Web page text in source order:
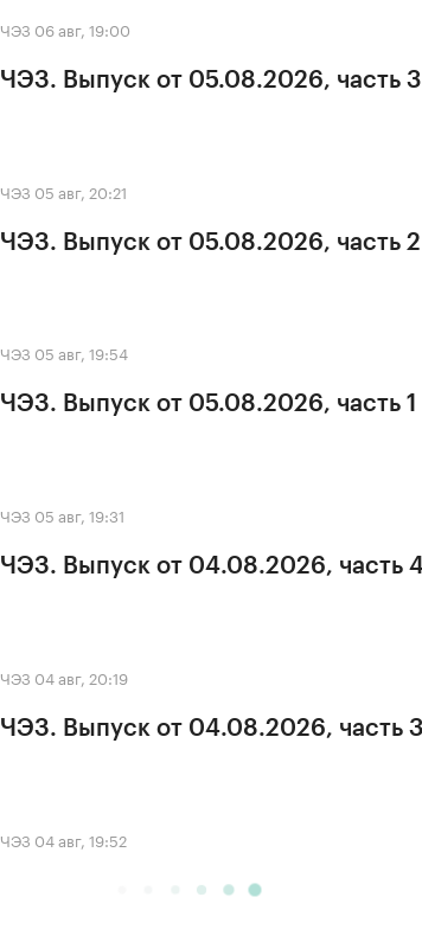
ЧЭЗ 06 авг, 19:00
ЧЭЗ. Выпуск от 05.08.2026, часть 3
ЧЭЗ 05 авг, 20:21
ЧЭЗ. Выпуск от 05.08.2026, часть 2
ЧЭЗ 05 авг, 19:54
ЧЭЗ. Выпуск от 05.08.2026, часть 1
ЧЭЗ 05 авг, 19:31
ЧЭЗ. Выпуск от 04.08.2026, часть
ЧЭЗ 04 авг, 20:19
ЧЭЗ. Выпуск от 04.08.2026, часть
ЧЭЗ 04 авг, 19:52